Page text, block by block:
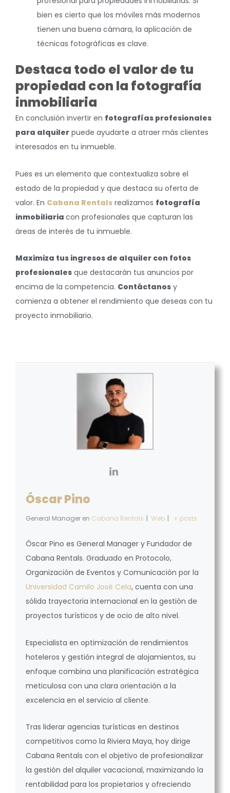
bien es cierto que los móviles más modernos
tienen una buena cámara, la aplicación de
técnicas fotográficas es clave.
Destaca todo el valor de tu
propiedad con la fotografía
inmobiliaria
En conclusión invertir en fotografías profesionales
para alquiler puede ayudarte a atraer más clientes
interesados en tu inmueble.
Pues es un elemento que contextualiza sobre el
estado de la propiedad y que destaca su oferta de
valor. En Cabana Rentals realizamos fotografía
inmobiliaria con profesionales que capturan las
áreas de interés de tu inmueble.
Maximiza tus ingresos de alquiler con fotos
profesionales que destacarán tus anuncios por
encima de la competencia. Contáctanos y
comienza a obtener el rendimiento que deseas con tu
proyecto inmobiliario.
Óscar Pino
General Manager en Cabana Rentals | Web | + posts
Óscar Pino es General Manager y Fundador de
Cabana Rentals. Graduado en Protocolo,
Organización de Eventos y Comunicación por la
Universidad Camilo José Cela, cuenta con una
sólida trayectoria internacional en la gestión de
proyectos turísticos y de ocio de alto nivel.
Especialista en optimización de rendimientos
hoteleros y gestión integral de alojamientos, su
enfoque combina una planificación estratégica
meticulosa con una clara orientación a la
excelencia en el servicio al cliente.
Tras liderar agencias turísticas en destinos
competitivos como la Riviera Maya, hoy dirige
Cabana Rentals con el objetivo de profesionalizar
la gestión del alquiler vacacional, maximizando la
rentabilidad para los propietarios y ofreciendo